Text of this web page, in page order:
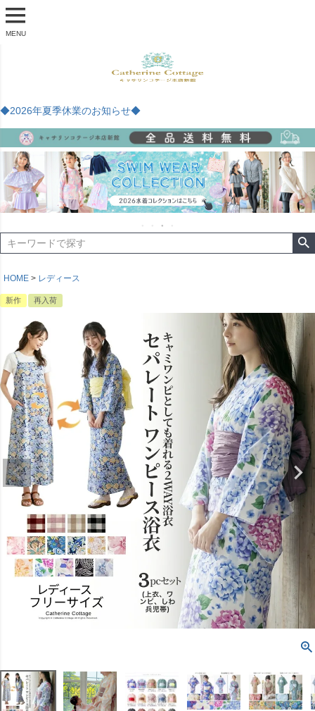
MENU
◆2026年夏季休業のお知らせ◆
HOME レディース
新作 再入荷